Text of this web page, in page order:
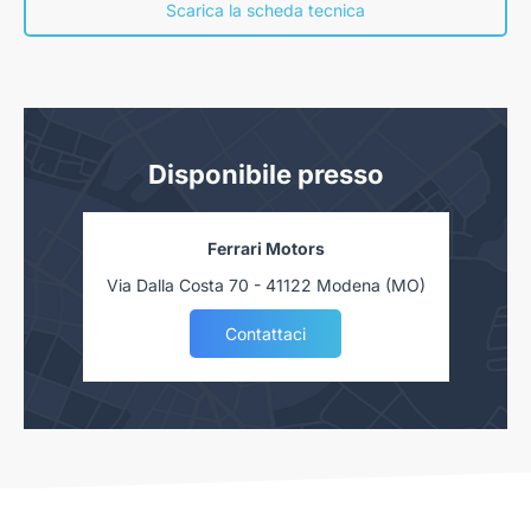
Scarica la scheda tecnica
Disponibile presso
Ferrari Motors
Via Dalla Costa 70 - 41122 Modena (MO)
Contattaci